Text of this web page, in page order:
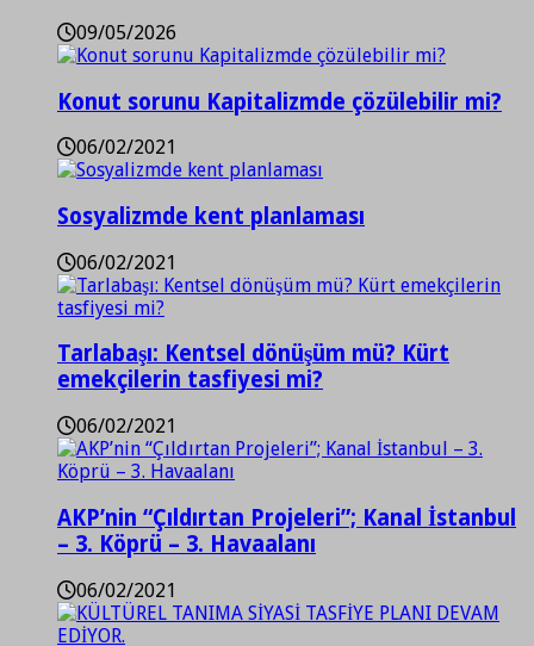
09/05/2026
Konut sorunu Kapitalizmde çözülebilir mi?
06/02/2021
Sosyalizmde kent planlaması
06/02/2021
Tarlabaşı: Kentsel dönüşüm mü? Kürt
emekçilerin tasfiyesi mi?
06/02/2021
AKP’nin “Çıldırtan Projeleri”; Kanal İstanbul
– 3. Köprü – 3. Havaalanı
06/02/2021